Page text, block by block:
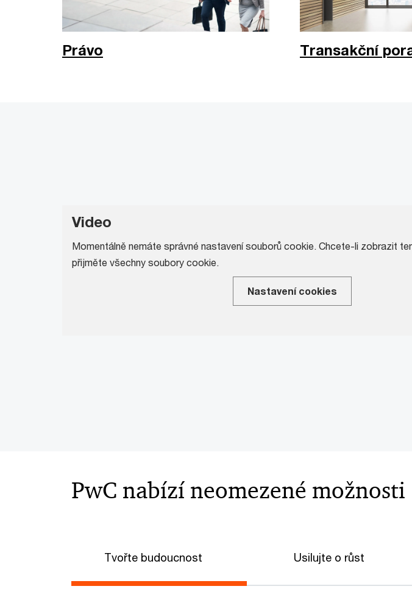
Právo Transakční
Video
Momentálně nemáte správné nastavení souborů cookie. Chcete-li zobrazit
přijměte všechny soubory cookie.
Nastavení cookies
PwC nabízí neomezené možnosti
Tvořte budoucnost Usilujte o růst